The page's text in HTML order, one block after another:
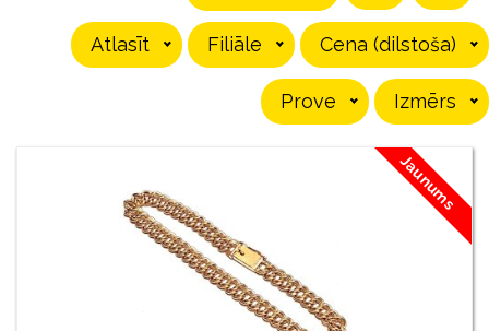
Cena (dilstoša)
Filiāle
Atlasīt
Izmērs
Prove
Jaunums